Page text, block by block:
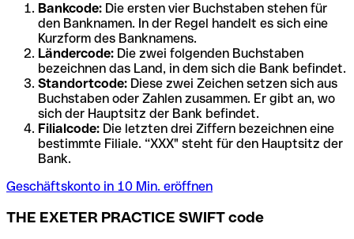
Bankcode: Die ersten vier Buchstaben stehen für
den Banknamen. In der Regel handelt es sich eine
Kurzform des Banknamens.
Ländercode: Die zwei folgenden Buchstaben
bezeichnen das Land, in dem sich die Bank befindet.
Standortcode: Diese zwei Zeichen setzen sich aus
Buchstaben oder Zahlen zusammen. Er gibt an, wo
sich der Hauptsitz der Bank befindet.
Filialcode: Die letzten drei Ziffern bezeichnen eine
bestimmte Filiale. “XXX" steht für den Hauptsitz der
Bank.
Geschäftskonto in 10 Min. eröffnen
THE EXETER PRACTICE SWIFT code